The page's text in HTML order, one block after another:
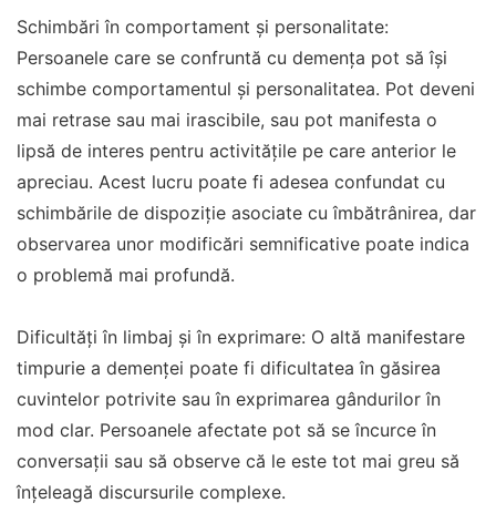
Schimbări în comportament și personalitate:
Persoanele care se confruntă cu demența pot să își
schimbe comportamentul și personalitatea. Pot deveni
mai retrase sau mai irascibile, sau pot manifesta o
lipsă de interes pentru activitățile pe care anterior le
apreciau. Acest lucru poate fi adesea confundat cu
schimbările de dispoziție asociate cu îmbătrânirea, dar
observarea unor modificări semnificative poate indica
o problemă mai profundă.
Dificultăți în limbaj și în exprimare: O altă manifestare
timpurie a demenței poate fi dificultatea în găsirea
cuvintelor potrivite sau în exprimarea gândurilor în
mod clar. Persoanele afectate pot să se încurce în
conversații sau să observe că le este tot mai greu să
înțeleagă discursurile complexe.